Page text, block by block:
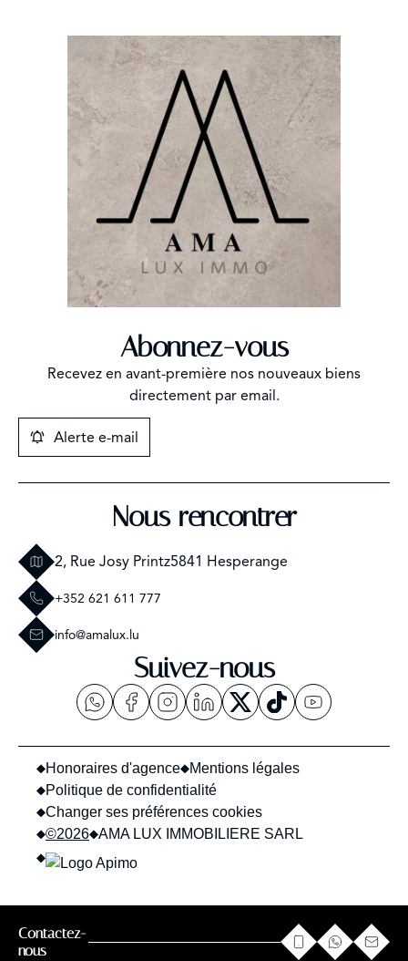
Contactez-
nous
Abonnez-vous
Recevez en avant-première nos nouveaux biens
directement par email.
Alerte e-mail
Nous rencontrer
2, Rue Josy Printz5841 Hesperange
+352 621 611 777
info@amalux.lu
Suivez-nous
©2026 AMA LUX IMMOBILIERE SARL
Honoraires d'agence
Mentions légales
Politique de confidentialité
Changer ses préférences cookies
Ce site est protégé par reCAPTCHA et les règles deconfidentialité et les